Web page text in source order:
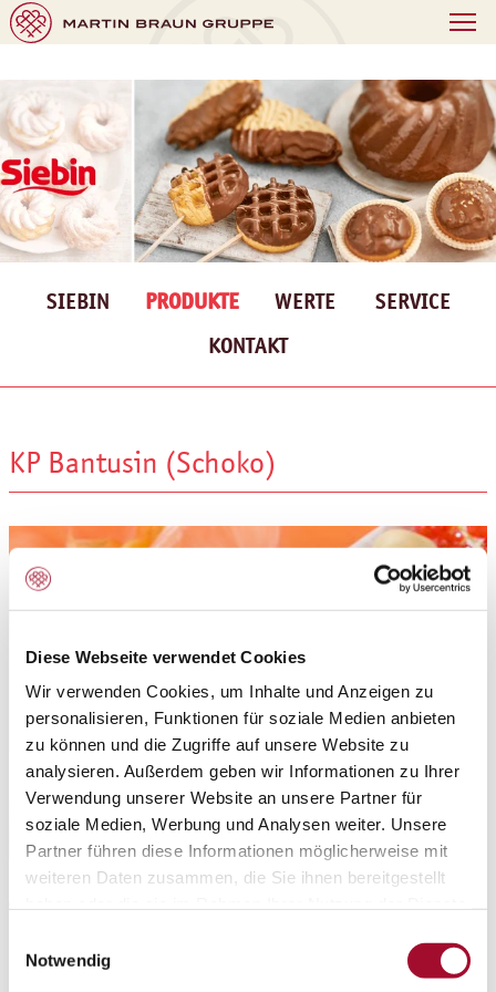
Diese Webseite verwendet Cookies
Wir verwenden Cookies, um Inhalte und Anzeigen zu
personalisieren, Funktionen für soziale Medien anbieten
zu können und die Zugriffe auf unsere Website zu
analysieren. Außerdem geben wir Informationen zu Ihrer
Verwendung unserer Website an unsere Partner für
soziale Medien, Werbung und Analysen weiter. Unsere
Partner führen diese Informationen möglicherweise mit
weiteren Daten zusammen, die Sie ihnen bereitgestellt
Notwendig
SIEBIN PRODUKTE WERTE
SERVICE
KONTAKT
KP Bantusin (Schoko)
Konditorei Paste zum Aromatisieren von Sahne-,
Sahnecreme-, Creme- und Pralinenfüllungen sowie